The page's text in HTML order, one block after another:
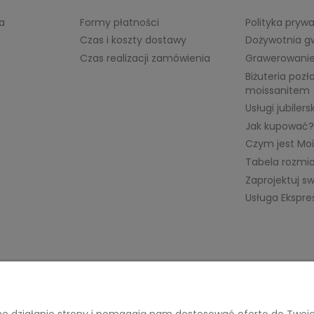
Formy płatności
Czas i koszty dostawy
Czas realizacji zamówienia
Polityka
Dożywotnia
Grawerowanie
Biżuteria
moissanitem
Usługi
Jak kupować?
Czym jest
Tabela
Zaprojektuj
Usługa